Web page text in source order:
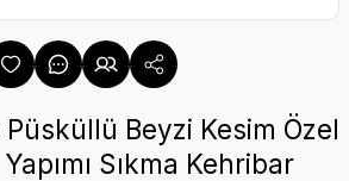
Beyzi Kesim Özel
Sıkma Kehribar